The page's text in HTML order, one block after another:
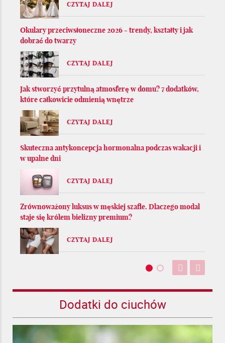
CZYTAJ DALEJ
Okulary przeciwsłoneczne 2026 - trendy, kształty i jak
dobrać do twarzy
CZYTAJ DALEJ
Jak stworzyć przytulną atmosferę w domu? 7 dodatków,
które całkowicie odmienią wnętrze
CZYTAJ DALEJ
Skuteczna antykoncepcja hormonalna podczas wakacji i
w upalne dni
CZYTAJ DALEJ
Zrównoważony luksus w męskiej szafie. Dlaczego modal
staje się królem bielizny premium?
CZYTAJ DALEJ
Dodatki do ciuchów